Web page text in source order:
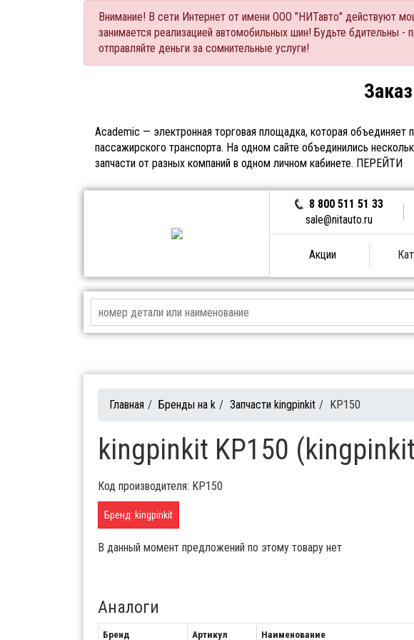
Внимание! В сети Интернет от имени ООО "НИТавто" действуют
занимается реализацией автомобильных шин! Будьте
отправляйте деньги за сомнительные услуги!
Academic — электронная торговая площадка, которая объединяет
пассажирского транспорта. На одном сайте объединились
запчасти от разных компаний в одном личном кабинете. ПЕРЕЙТИ
8 800 511 51 33
sale@nitauto.ru
Акции
Главная / Бренды на k / Запчасти kingpinkit / KP150
kingpinkit KP150
Код производителя: KP150
Бренд: kingpinkit
В данный момент предложений по этому товару нет
Аналоги
Бренд Артикул Наименование